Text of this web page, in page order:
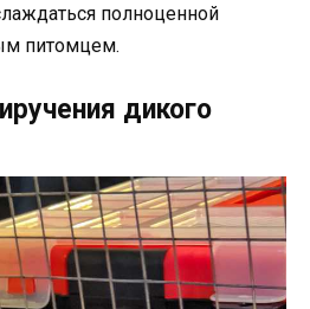
полноценной
питомцем.
дикого